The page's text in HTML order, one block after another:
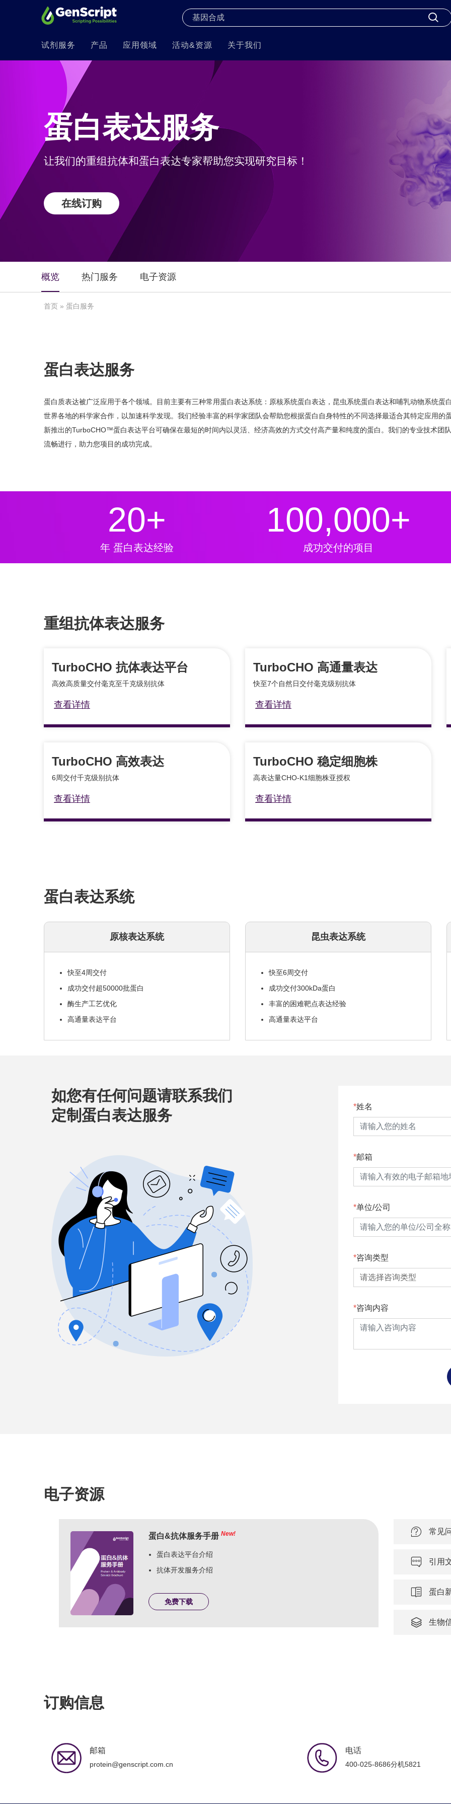
试剂服务 产品 应用领域 活动&资源 关于我们
蛋白表达服务
让我们的重组抗体和蛋白表达专家帮助您实现研究目标！
在线订购
概览 热门服务 电子资源
首页 » 蛋白服务
蛋白表达服务
蛋白质表达被广泛应用于各个领域。目前主要有三种常用蛋白表达系统：原核系统蛋白表达，昆虫系统蛋白表达和哺乳动物系统
世界各地的科学家合作，以加速科学发现。我们经验丰富的科学家团队会帮助您根据蛋白自身特性的不同选择最适合其特定应用
新推出的TurboCHO™蛋白表达平台可确保在最短的时间内以灵活、经济高效的方式交付高产量和纯度的蛋白。我们的专业技术团
流畅进行，助力您项目的成功完成。
20+
年 蛋白表达经验
100,000+
成功交付的项目
重组抗体表达服务
TurboCHO 抗体表达平台
高效高质量交付毫克至千克级别抗体
查看详情
TurboCHO 高通量表达
快至7个自然日交付毫克级别抗体
查看详情
TurboCHO 高效表达
6周交付千克级别抗体
查看详情
TurboCHO 稳定细胞株
高表达量CHO-K1细胞株亚授权
查看详情
蛋白表达系统
原核表达系统
快至4周交付
成功交付超50000批蛋白
酶生产工艺优化
高通量表达平台
昆虫表达系统
快至6周交付
成功交付300kDa蛋白
丰富的困难靶点表达经验
高通量表达平台
如您有任何问题请联系我们
定制蛋白表达服务
姓名
邮箱
单位/公司
咨询类型
咨询内容
电子资源
蛋白&抗体服务手册 New!
蛋白表达平台介绍
抗体开发服务介绍
免费下载
常见
引用
蛋白
生物
订购信息
邮箱
protein@genscript.com.cn
电话
400-025-8686分机5821